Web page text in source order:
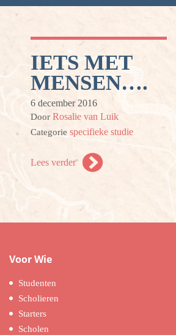
IETS MET
MENSEN….
6 december 2016
Door Rosalie van Luik
Categorie specifieke studie
Lees verder
Voor Wie
Studenten
Scholieren
Starters
Scholen